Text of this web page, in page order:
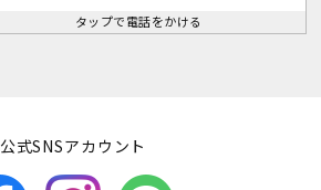
タップで電話をかける
公式SNSアカウント